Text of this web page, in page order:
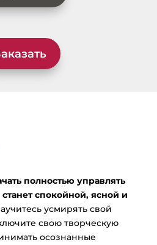
полностью управлять
спокойной, ясной и
усмирять свой
свою творческую
осознанные